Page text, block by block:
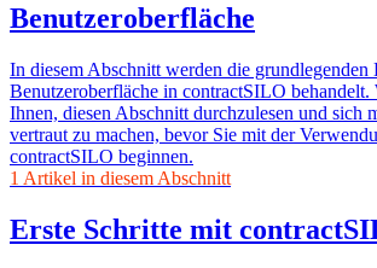
Benutzeroberfläche
In diesem Abschnitt werden die grundlegenden
Benutzeroberfläche in contractSILO behandelt.
Ihnen, diesen Abschnitt durchzulesen und sich
vertraut zu machen, bevor Sie mit der
contractSILO beginnen.
1 Artikel in diesem Abschnitt
Erste Schritte mit